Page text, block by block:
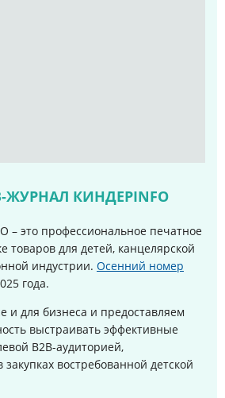
ЖУРНАЛ КИНДЕРINFO
– это профессиональное печатное
товаров для детей, канцелярской
индустрии. Осенний номер
года.
для бизнеса и предоставляем
выстраивать эффективные
B2B-аудиторией,
востребованной детской